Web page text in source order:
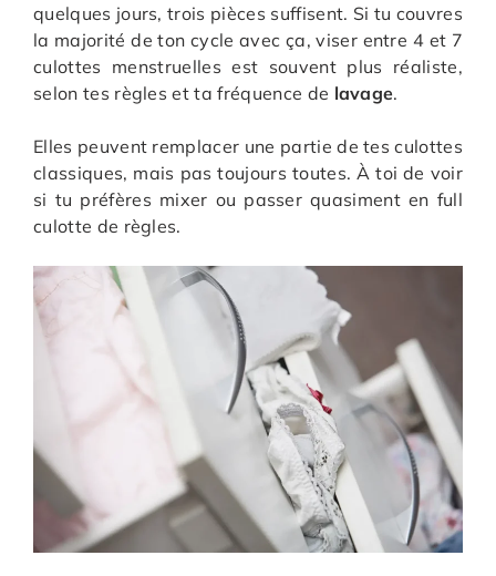
quelques jours, trois pièces suffisent. Si tu couvres
la majorité de ton cycle avec ça, viser entre 4 et 7
culottes menstruelles est souvent plus réaliste,
selon tes règles et ta fréquence de lavage.
Elles peuvent remplacer une partie de tes culottes
classiques, mais pas toujours toutes. À toi de voir
si tu préfères mixer ou passer quasiment en full
culotte de règles.